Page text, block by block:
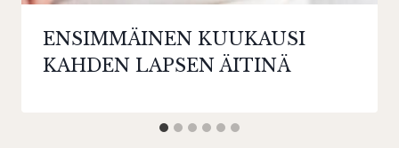
ENSIMMÄINEN KUUKAUSI
KAHDEN LAPSEN ÄITINÄ